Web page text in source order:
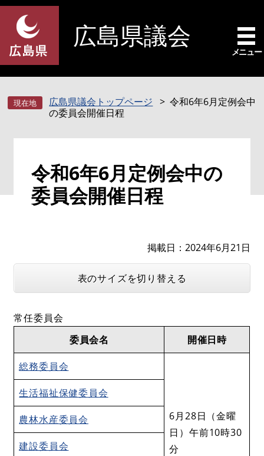
ペ
先
頭
す
メ
を
飛
し
広島県議会
メニュー
広島県議会トップページ
令和6年6月定例会中
の委員会開催日程
令和6年6月定例会中の
委員会開催日程
掲載日 2024年6月21日
表のサイズを切り替える
常任委員会
委員会名
開催日時
総務委員会
6月28日（金曜
日）午前10時30
分
生活福祉保健委員会
農林水産委員会
建設委員会